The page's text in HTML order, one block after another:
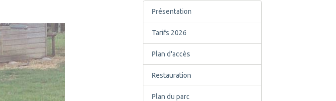
Présentation
Tarifs 2026
Plan d'accès
Restauration
Plan du parc